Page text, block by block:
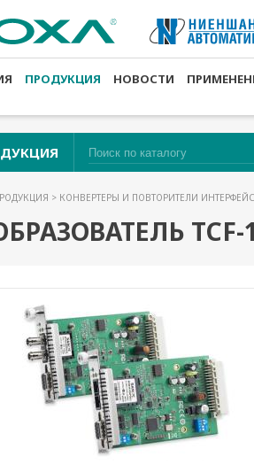
ПРОДУКЦИЯ НОВОСТИ
> КОНВЕРТЕРЫ И ПОВТОРИТЕЛИ
TCF-